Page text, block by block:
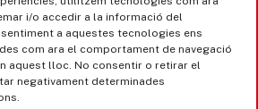
i/o accedir a la informació del
a aquestes tecnologies ens
com ara el comportament de navegació
aquest lloc. No consentir o retirar el
negativament determinades